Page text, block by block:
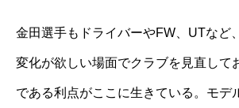
金田選手もドライバーやFW、UTなど
変化が欲しい場面でクラブを見直して
である利点がここに生きている。モデ